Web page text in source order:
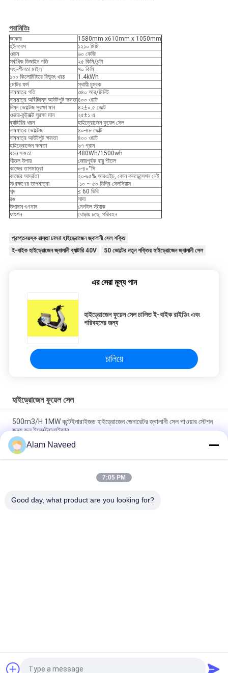
পরামিতিঃ
আকার
1580mm x610mm x 1050mm
হুইলবেস
১২১০ মিমি
ওজন
৬০ কেজি
সর্বাধিক ডিজাইন গতি
২৫ কিমি/ঘন্টা
সহনশীলতা মাইল
৭০ কিমি
১০০ কিলোমিটারে বিদ্যুৎ খরচ
1.4kWh
মোটর ফর্ম
স্থায়ী চুম্বক
নামমাত্র গতি
৩৪০ আর/মিনিট
নামমাত্র অবিচ্ছিন্ন আউটপুট ক্ষমতা৪০০ ওয়াট
নিম্ন ভোল্টেজ সুরক্ষা মান
৪২±০.৫ ভোল্ট
ওভার-কন্ট্রাক্ট সুরক্ষা মান
২৫±১ এ
ব্যাটারির ধরন
হাইড্রোজেন ফুয়েল সেল
নামমাত্র ভোল্টেজ
৪০-৪৮ ভোল্ট
নামমাত্র আউটপুট ক্ষমতা
৪০০ ওয়াট
হাইড্রোজেন ক্ষমতা
৬৭ গ্রাম
বহন ক্ষমতা
480Wh/1500wh
শীতল উপায়
জোরপূর্বক বায়ু শীতল
কাজের তাপমাত্রা
০-৪০°সি
কাজের আর্দ্রতা
২০-৯৫% আরএইচ, কোন কনডেন্সেশন নেই
সংরক্ষণের তাপমাত্রা
-১০ ~ ৫০ ডিগ্রি সেলসিয়াস
শব্দ
≤ 60 ডিবি
রঙ
সাদা
উপাদান গুণমান
মেনটাল স্ট্যাক
ফাংশন
ঘোড়ায় চড়ে, পরিবহন
প্রাপ্তবয়স্ক রাস্তা চালনা হাইড্রোজেন জ্বালানী সেল শক্তি
ই-বাইক হাইড্রোজেন জ্বালানী ব্যাটারি 40V
50 ভোল্টের নতুন শক্তির হাইড্রোজেন জ্বালানী সেল
এর সেরা মূল্য পান
হাইড্রোজেন ফুয়েল সেল চালিত ই-বাইক রাইডিং এবং
পরিবহনের জন্য
চালিয়ে
হাইড্রোজেন ফুয়েল সেল
500m3/H 1MW কন্টেইনারাইজড হাইড্রোজেন জেনারেটর জ্বালানী সেল পাওয়ার স্টেশন
জন্য জল ইলেক্ট্রোলাইজার
৬০ কিলোওয়াট তরল শীতল পিইএম ফুয়েল সেল হাইড্রোজেন বিদ্যুৎ জেনারেটর ৯৯.৯৯%
হাইড্রোজেন বিশুদ্ধতার সাথে
পরিষ্কার শক্তি সমাধানের জন্য শূন্য দূষণ 50kw জল-শীতল হাইড্রোজেন জ্বালানী সেল
Alam Naveed
7:05 PM
Good day, what product are you looking for?